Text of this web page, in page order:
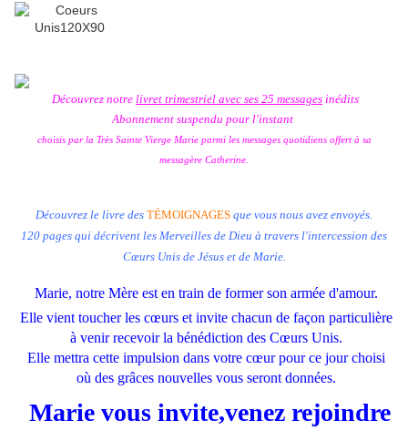
Découvrez notre livret trimestriel avec ses 25 messages inédits
Abonnement suspendu pour l'instant
choisis par la Très Sainte Vierge Marie parmi les messages quotidiens offert à sa
messagère Catherine.
Découvrez le livre des TÉMOIGNAGES que vous nous avez envoyés.
120 pages qui décrivent les Merveilles de Dieu à travers l'intercession des
Cœurs Unis de Jésus et de Marie.
Marie, notre Mère est en train de former son armée d'amour.
Elle vient toucher les cœurs et invite chacun de façon particulière
à venir recevoir la bénédiction des Cœurs Unis.
Elle mettra cette impulsion dans votre cœur pour ce jour choisi
où des grâces nouvelles vous seront données.
Marie vous invite,venez rejoindre